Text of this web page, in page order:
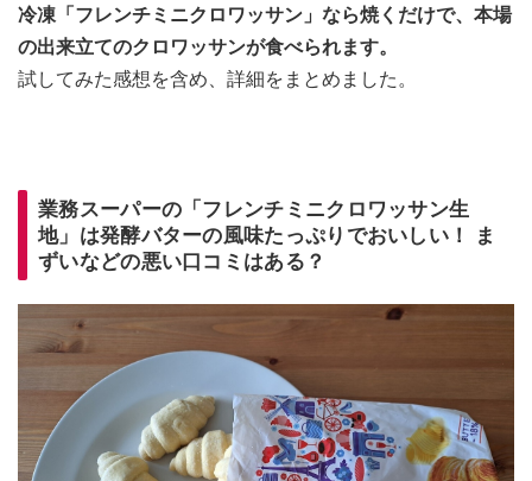
冷凍「フレンチミニクロワッサン」なら焼くだけで、本場
の出来立てのクロワッサンが食べられます。
試してみた感想を含め、詳細をまとめました。
業務スーパーの「フレンチミニクロワッサン生
地」は発酵バターの風味たっぷりでおいしい！ ま
ずいなどの悪い口コミはある？